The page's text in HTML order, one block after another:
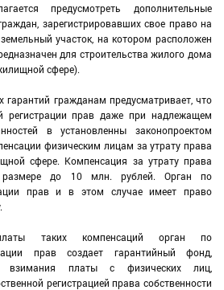
предусмотреть дополнительные
зарегистрировавших свое право на
участок, на котором расположен
для строительства жилого дома
сфере).
гражданам предусматривает, что
регистрации прав даже при надлежащем
в установленны законопроектом
физическим лицам за утрату права
сфере. Компенсация за утрату права
размере до 10 млн. рублей. Орган по
прав и в этом случае имеет право
таких компенсаций орган по
прав создает гарантийный фонд,
платы с физических лиц,
регистрацией права собственности